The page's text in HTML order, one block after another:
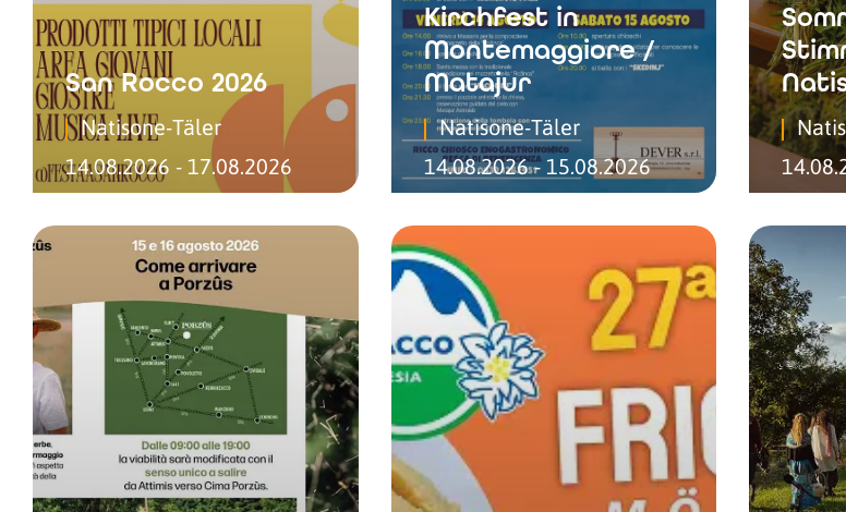
San Rocco 2026
Natisone-Täler
14.08.2026 - 17.08.2026
Kirchfest in
Montemaggiore /
Matajur
Natisone-Täler
14.08.2026 - 15.08.2026